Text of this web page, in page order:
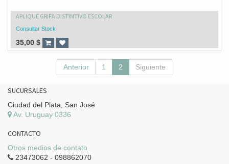
APLIQUE GRIFA DISTINTIVO ESCOLAR
Consultar Stock
35,00 $
Anterior 1 2 Siguiente
SUCURSALES
Ciudad del Plata, San José
Av. Uruguay 0336
CONTACTO
Otros medios de contato
23473062 - 098862070